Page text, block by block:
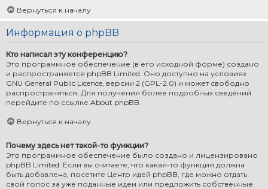
Вернуться к началу
Информация о phpBB
Кто написал эту конференцию?
Это программное обеспечение (в его исходной форме) создано
и распространяется phpBB Limited. Оно доступно на условиях
GNU General Public Licence, версии 2 (GPL-2.0) и может свободно
распространяться. Для получения более подробных сведений
перейдите по ссылке About phpBB.
Вернуться к началу
Почему здесь нет такой-то функции?
Это программное обеспечение было создано и лицензировано
phpBB Limited. Если вы считаете, что какая-то функция должна
быть добавлена, посетите Центр идей phpBB, где можно отдать
свой голос за уже поданные идеи или предложить собственные.